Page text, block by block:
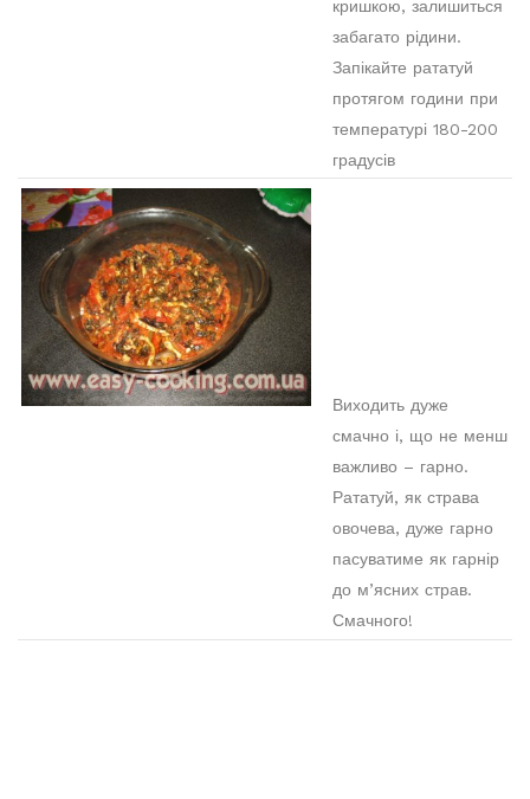
кришкою, залишиться
забагато рідини.
Запікайте рататуй
протягом години при
температурі 180-200
градусів
Виходить дуже
смачно і, що не менш
важливо – гарно.
Рататуй, як страва
овочева, дуже гарно
пасуватиме як гарнір
до м’ясних страв.
Смачного!